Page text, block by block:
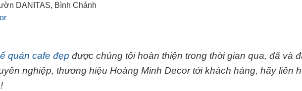
DANITAS, Bình Chánh
quán cafe đẹp được chúng tôi hoàn thiện trong thời gian qua, đã và
nghiệp, thương hiệu Hoàng Minh Decor tới khách hàng, hãy liên